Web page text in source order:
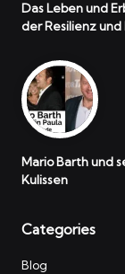
Das Leben und
der Resilienz
Mario Barth und
Kulissen
Categories
Blog